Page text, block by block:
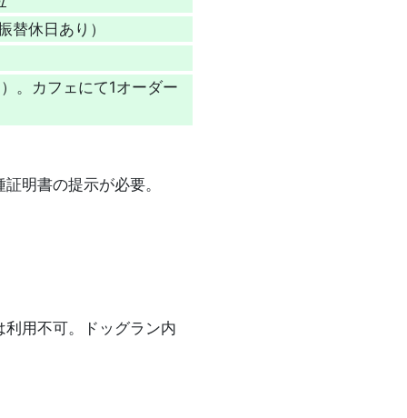
替休日あり）
。カフェにて1オーダー
明書の提示が必要。
用不可。ドッグラン内